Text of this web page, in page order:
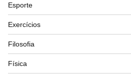
Esporte
Exercícios
Filosofia
Física